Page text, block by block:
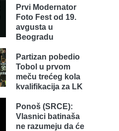
Prvi Modernator
Foto Fest od 19.
avgusta u
Beogradu
Partizan pobedio
Tobol u prvom
meču trećeg kola
kvalifikacija za LK
Ponoš (SRCE):
Vlasnici batinaša
ne razumeju da će